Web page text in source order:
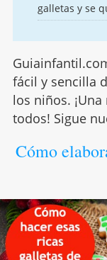
galletas y se
fácil y sencilla
los niños.
todos! Sigue
Cómo